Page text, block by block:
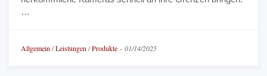
…
Allgemein /Leistungen /Produkte - 01/14/2025